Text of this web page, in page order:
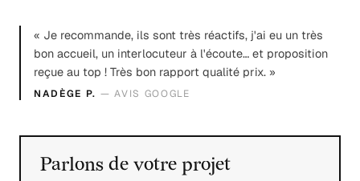
« Je recommande, ils sont très réactifs, j'ai eu un très
bon accueil, un interlocuteur à l'écoute… et proposition
reçue au top ! Très bon rapport qualité prix. »
NADÈGE P. — AVIS GOOGLE
Parlons de votre projet